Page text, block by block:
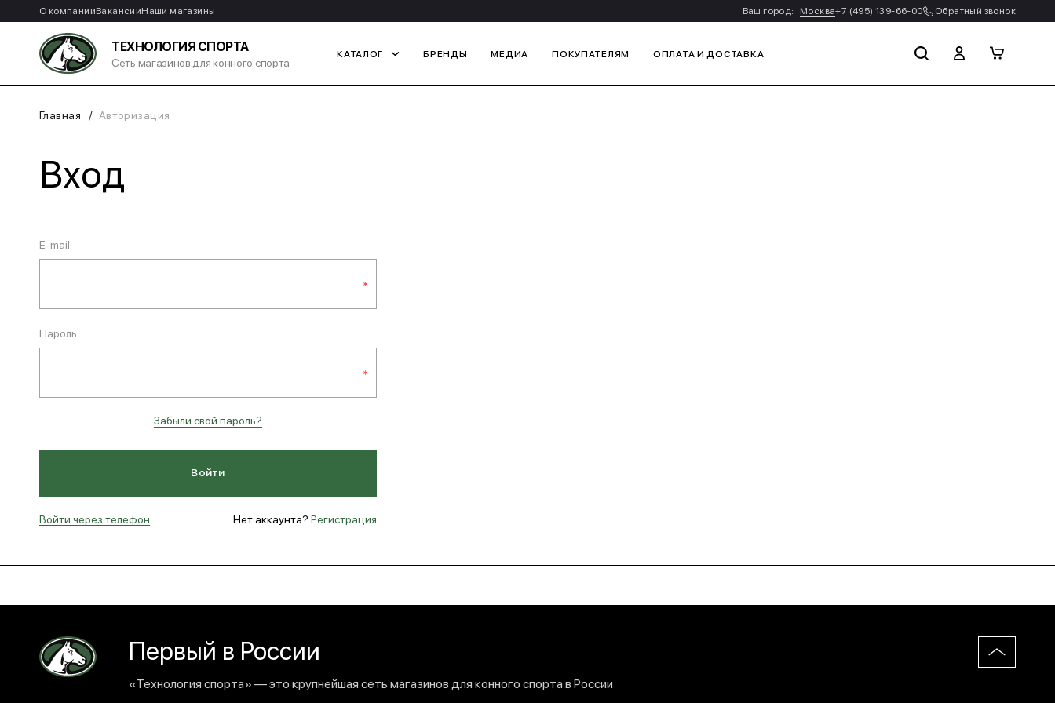
О компанииВакансииНаши магазины Ваш город: Москва+7 (495) 139-66-00 Обратный звонок
ТЕХНОЛОГИЯ СПОРТА
Сеть магазинов для конного спорта
КАТАЛОГ БРЕНДЫ МЕДИА ПОКУПАТЕЛЯМ ОПЛАТА И ДОСТАВКА
Главная Авторизация
Вход
E-mail
Пароль
Забыли свой пароль?
Войти
Войти через телефон Нет аккаунта? Регистрация
Первый в России
«Технология спорта» — это крупнейшая сеть магазинов для конного спорта в России